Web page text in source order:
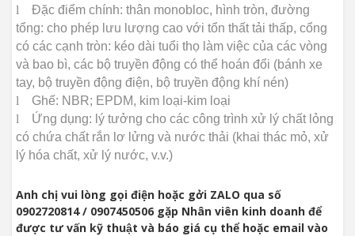
l
Đặc điểm chính: thân monobloc, hình tròn, đường
tổng: cho phép lưu lượng cao với tổn thất tải thấp, cổng
có các cạnh tròn: kéo dài tuổi thọ làm việc của các vòng
và bao bì, các bộ truyền động có thể hoán đổi (bánh xe
tay, bộ truyền động điện, bộ truyền động khí nén)
l
Ghế: NBR; EPDM, kim loại-kim loại
l
Ứng dụng: lý tưởng cho các công trình xử lý chất lỏng
có chứa chất rắn lơ lửng và nước thải (khai thác mỏ, xử
lý hóa chất, xử lý nước, v.v.)
Anh chị vui lòng gọi điện hoặc gởi ZALO qua số
0902720814 / 0907450506 gặp Nhân viên kinh doanh để
được tư vấn kỹ thuật và báo giá cụ thể hoặc email vào